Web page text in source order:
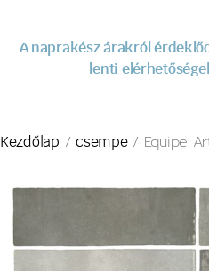
A naprakész árakról
lenti
Kezdőlap /csempe/ Equipe